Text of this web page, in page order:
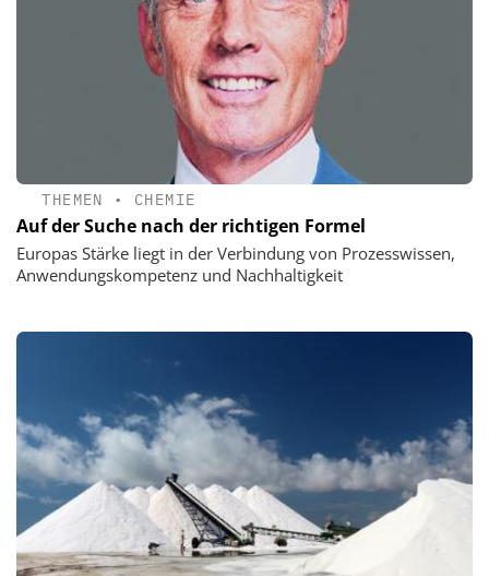
THEMEN • CHEMIE
Auf der Suche nach der richtigen Formel
Europas Stärke liegt in der Verbindung von Prozesswissen,
Anwendungskompetenz und Nachhaltigkeit